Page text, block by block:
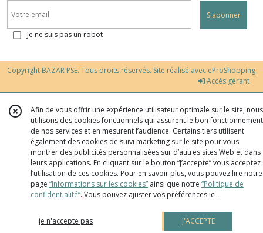
S'abonner
Je ne suis pas un robot
Copyright BAZAR PSE. Tous droits réservés. Site réalisé avec eProShopping
Accès gérant
Afin de vous offrir une expérience utilisateur optimale sur le site, nous
utilisons des cookies fonctionnels qui assurent le bon fonctionnement
de nos services et en mesurent l’audience. Certains tiers utilisent
également des cookies de suivi marketing sur le site pour vous
montrer des publicités personnalisées sur d’autres sites Web et dans
leurs applications. En cliquant sur le bouton “J’accepte” vous acceptez
l’utilisation de ces cookies. Pour en savoir plus, vous pouvez lire notre
page “Informations sur les cookies” ainsi que notre “Politique de
confidentialité“. Vous pouvez ajuster vos préférences ici.
je n'accepte pas J'ACCEPTE